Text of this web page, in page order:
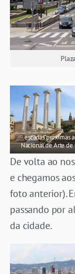
escadas próximas
Nacional de Arte de
De volta ao
e chegamos
foto anterior).
passando por
da cidade.